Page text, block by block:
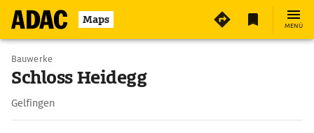
Maps MENÜ
Bauwerke
Schloss Heidegg
Gelfingen